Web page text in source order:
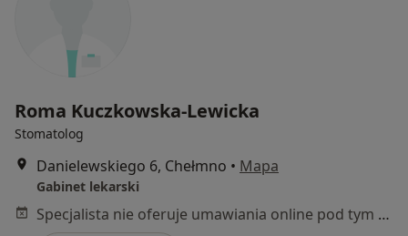
Roma Kuczkowska-Lewicka
Stomatolog
Danielewskiego 6, Chełmno • Mapa
Gabinet lekarski
Specjalista nie oferuje umawiania online pod tym adresem.